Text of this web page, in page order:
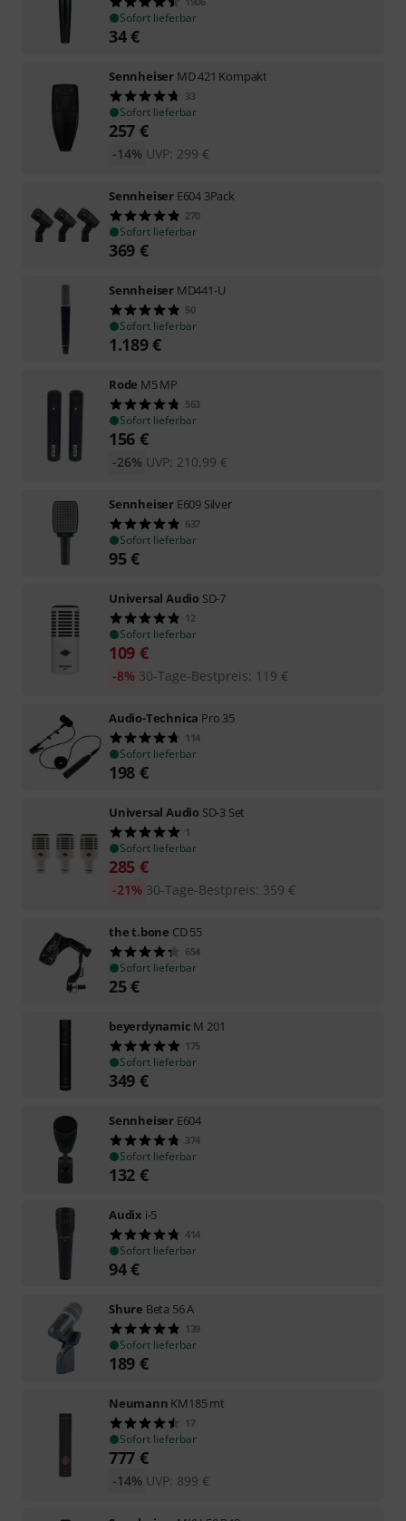
Sofort lieferbar
34€
Sennheiser MD 421 Kompakt
33
Sofort lieferbar
257 €
UVP: 299 €
-14%
Sennheiser E604 3Pack
270
Sofort lieferbar
369 €
Sennheiser MD441-U
50
Sofort lieferbar
1.189€
Rode M5 MP
563
Sofort lieferbar
156 €
UVP: 210,99 €
-26%
Sennheiser E609 Silver
637
Sofort lieferbar
95€
Universal Audio SD-7
12
Sofort lieferbar
109 €
30-Tage-Bestpreis: 119 €
-8%
Audio-Technica Pro 35
114
Sofort lieferbar
198 €
Universal Audio SD-3 Set
1
Sofort lieferbar
285 €
30-Tage-Bestpreis: 359 €
-21%
the t.bone CD 55
654
Sofort lieferbar
25€
beyerdynamic M 201
175
Sofort lieferbar
349 €
Sennheiser E604
374
Sofort lieferbar
132 €
Audix i-5
414
Sofort lieferbar
94€
Shure Beta 56 A
139
Sofort lieferbar
189 €
Neumann KM185 mt
17
Sofort lieferbar
777 €
UVP: 899 €
-14%